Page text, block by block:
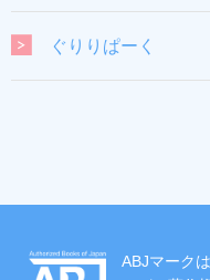
ぐりりぱーく
ABJマーク